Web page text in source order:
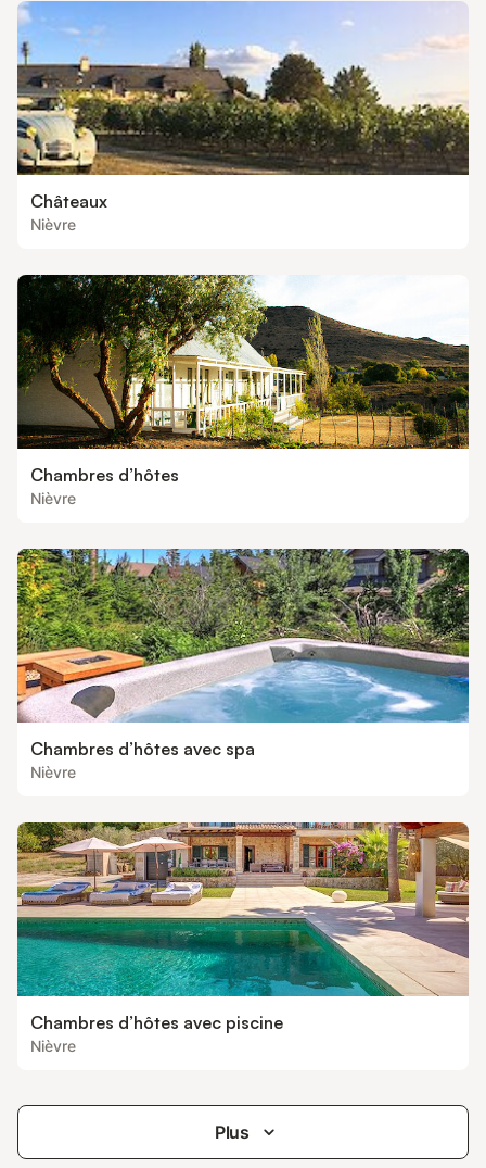
Châteaux
Nièvre
Chambres d’hôtes
Nièvre
Chambres d’hôtes avec spa
Nièvre
Chambres d’hôtes avec piscine
Nièvre
Plus